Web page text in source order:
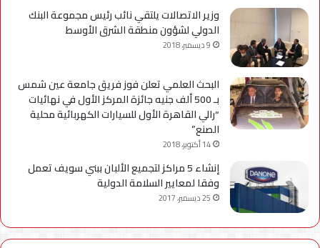
وزير الاتصالات يلتقي نائب رئيس مجموعة البنك
الدولي لشؤون منطقة الشرق الأوسط
9 ديسمبر، 2018
البحث العلمي تعلن فوز فريق جامعة عين شمس
بـ 500 ألف جنيه جائزة المركز الأول في نهائيات
“رالي القاهرة الأول للسيارات الكهربائية محلية
الصنع”
14 أكتوبر، 2018
إنشاء 5 مراكز لتجميع الألبان ببني سويف تعمل
وفقا لمعايير السلامة الدولية
25 ديسمبر، 2017